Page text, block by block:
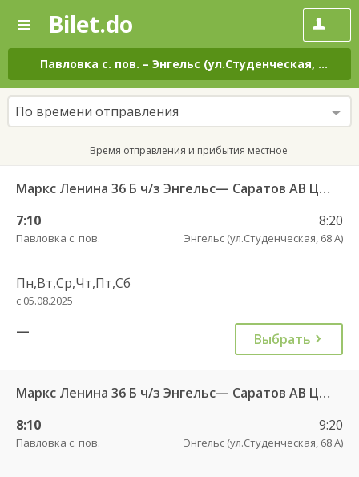
—
Поиск
и
покупка
билетов
на
автобус
онлайн
Bilet.do
Павловка с. пов. – Энгельс (ул.Студенческая, 68 А)
По времени отправления
Время отправления и прибытия местное
Маркс Ленина 36 Б ч/з Энгельс— Саратов АВ Центральный (ул им Пугачева 179 А)
7:10
Павловка с. пов.
8:20
Энгельс (ул.Студенческая, 68 А)
Пн,Вт,Ср,Чт,Пт,Сб
с 05.08.2025
— Выбрать
Маркс Ленина 36 Б ч/з Энгельс— Саратов АВ Центральный (ул им Пугачева 179 А)
8:10
Павловка с. пов.
9:20
Энгельс (ул.Студенческая, 68 А)